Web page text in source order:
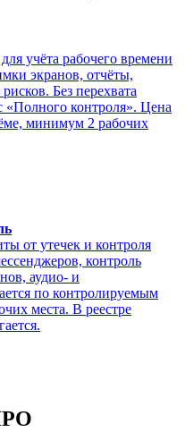
учёта рабочего времени
экранов, отчёты,
Без перехвата
контроля». Цена
минимум 2 рабочих
от утечек и контроля
контроль
аудио- и
по контролируемым
места. В реестре